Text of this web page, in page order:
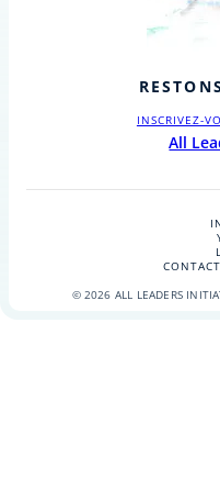
INSCRIVEZ-
All
© 2026 ALL LEADERS